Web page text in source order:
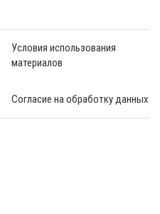
Условия использования
материалов
Согласие на обработку данных